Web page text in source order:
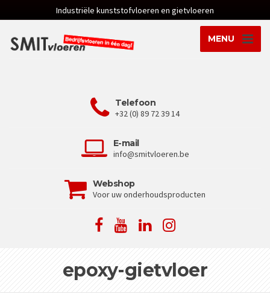
Industriële kunststofvloeren en gietvloeren
MENU
Telefoon
+32 (0) 89 72 39 14
E-mail
info@smitvloeren.be
Webshop
Voor uw onderhoudsproducten
epoxy-gietvloer